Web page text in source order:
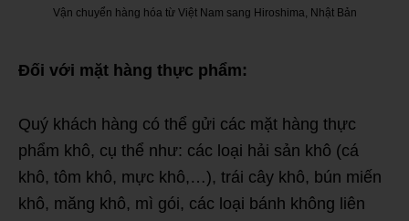
Vận chuyển hàng hóa từ Việt Nam sang Hiroshima, Nhật Bản
Đối với mặt hàng thực phẩm:
Quý khách hàng có thể gửi các mặt hàng thực
phẩm khô, cụ thể như: các loại hải sản khô (cá
khô, tôm khô, mực khô,…), trái cây khô, bún miến
khô, măng khô, mì gói, các loại bánh không liên